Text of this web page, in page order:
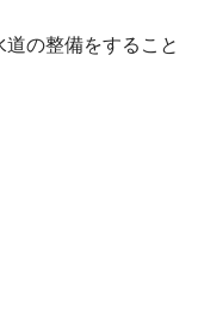
の整備をすること